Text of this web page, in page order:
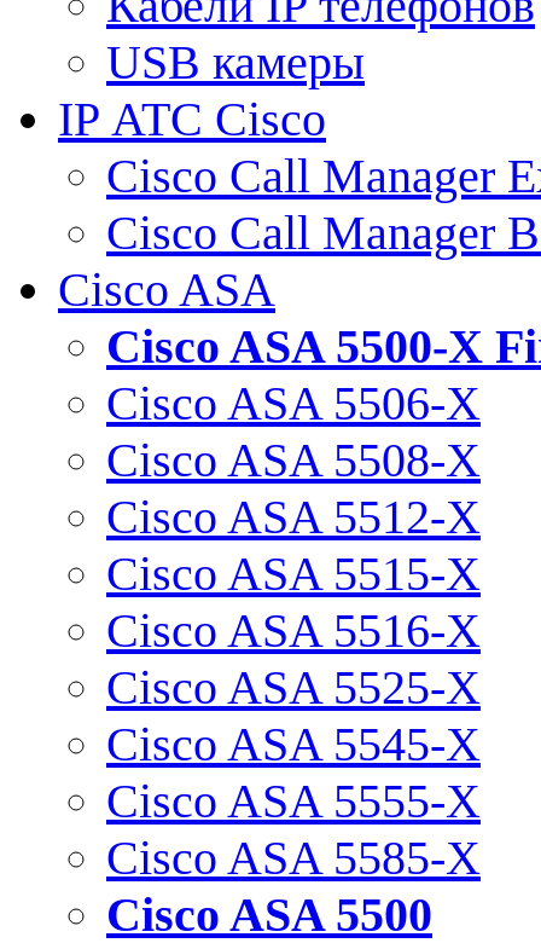
USB камеры
IP АТС Cisco
Cisco Call Manager
Cisco Call Manager
Cisco ASA
Cisco ASA 5500-X
Cisco ASA 5506-X
Cisco ASA 5508-X
Cisco ASA 5512-X
Cisco ASA 5515-X
Cisco ASA 5516-X
Cisco ASA 5525-X
Cisco ASA 5545-X
Cisco ASA 5555-X
Cisco ASA 5585-X
Cisco ASA 5500